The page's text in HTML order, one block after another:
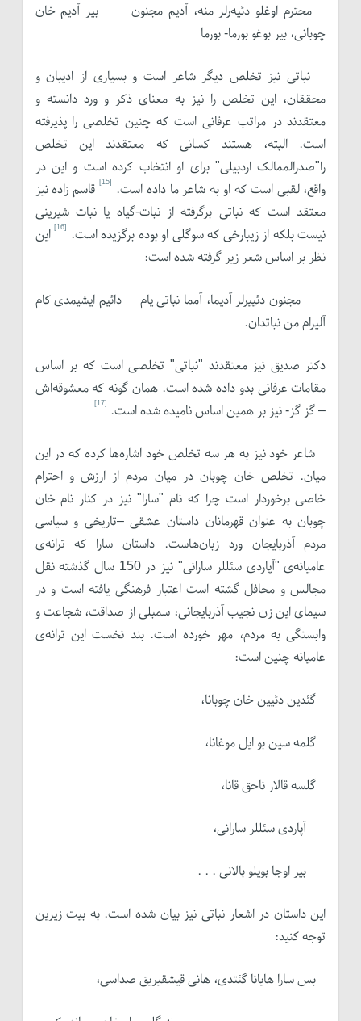
محترم اوغلو دئیه‌رلر منه، آدیم مجنون بیر آدیم خان
چوبانی، بیر بوغو بورما- بورما
نباتی نیز تخلص دیگر شاعر است و بسیاری از ادیبان و
محققان، این تخلص را نیز به معنای ذکر و ورد دانسته و
معتقدند در مراتب عرفانی است که چنین تخلصی را پذیرفته
است. البته، هستند کسانی که معتقدند این تخلص
را"صدرالممالک اردبیلی" برای او انتخاب کرده است و این در
واقع، لقبی است که او به شاعر ما داده است.
[15]
قاسم زاده نیز
معتقد است که نباتی برگرفته از نبات-گیاه یا نبات شیرینی
نیست بلکه از زیبارخی که سوگلی او بوده برگزیده است.
[16]
این
نظر بر اساس شعر زیر گرفته شده است:
مجنون دئییرلر آدیما، آمما نباتی یام دائیم ایشیمدی کام
آلیرام من نباتدان.
دکتر صدیق نیز معتقدند "نباتی" تخلصی است که بر اساس
مقامات عرفانی بدو داده شده است. همان گونه که معشوقه‌اش
– گز گز- نیز بر همین اساس نامیده شده است. [17]
شاعر خود نیز به هر سه تخلص خود اشاره‌ها کرده که در این
میان. تخلص خان چوبان در میان مردم از ارزش و احترام
خاصی برخوردار است چرا که نام "سارا" نیز در کنار نام خان
چوبان به عنوان قهرمانان داستان عشقی –تاریخی و سیاسی
مردم آذربایجان ورد زبان‌هاست. داستان سارا که ترانه‌ی
عامیانه‌ی "آپاردی سئللر سارانی" نیز در 150 سال گذشته نقل
مجالس و محافل گشته است اعتبار فرهنگی یافته است و در
سیمای این زن نجیب آذربایجانی، سمبلی از صداقت، شجاعت و
وابستگی به مردم، مهر خورده است. بند نخست این ترانه‌ی
عامیانه چنین است:
گئدین دئیین خان چوبانا،
گلمه سین بو ایل موغانا،
گلسه قالار ناحق قانا،
آپاردی سئللر سارانی،
بیر اوجا بویلو بالانی . . .
این داستان در اشعار نباتی نیز بیان شده است. به بیت زیرین
توجه کنید:
بس سارا هایانا گئتدی، هانی قیشقیریق صداسی،